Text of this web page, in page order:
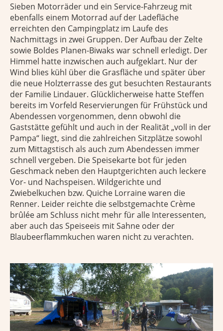
Sieben Motorräder und ein Service-Fahrzeug mit
ebenfalls einem Motorrad auf der Ladefläche
erreichten den Campingplatz im Laufe des
Nachmittags in zwei Gruppen. Der Aufbau der Zelte
sowie Boldes Planen-Biwaks war schnell erledigt. Der
Himmel hatte inzwischen auch aufgeklart. Nur der
Wind blies kühl über die Grasfläche und später über
die neue Holzterrasse des gut besuchten Restaurants
der Familie Lindauer. Glücklicherweise hatte Steffen
bereits im Vorfeld Reservierungen für Frühstück und
Abendessen vorgenommen, denn obwohl die
Gaststätte gefühlt und auch in der Realität „voll in der
Pampa“ liegt, sind die zahlreichen Sitzplätze sowohl
zum Mittagstisch als auch zum Abendessen immer
schnell vergeben. Die Speisekarte bot für jeden
Geschmack neben den Hauptgerichten auch leckere
Vor- und Nachspeisen. Wildgerichte und
Zwiebelkuchen bzw. Quiche Lorraine waren die
Renner. Leider reichte die selbstgemachte Crème
brûlée am Schluss nicht mehr für alle Interessenten,
aber auch das Speiseeis mit Sahne oder der
Blaubeerflammkuchen waren nicht zu verachten.